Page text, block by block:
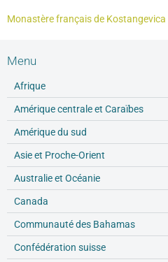
Monastère français de Kostangevica
Menu
Afrique
Amérique centrale et Caraïbes
Amérique du sud
Asie et Proche-Orient
Australie et Océanie
Canada
Communauté des Bahamas
Confédération suisse